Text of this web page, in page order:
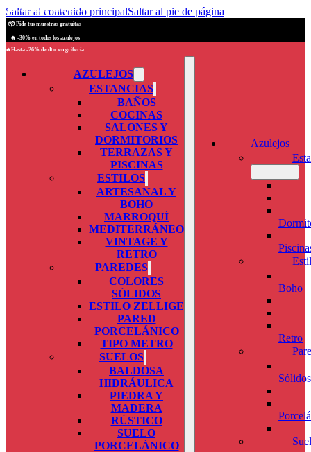
Saltar al contenido principalSaltar al pie de página
🚚 Envios seguros a toda España
📦 Pide tus muestras gratuitas
🔥 -30% en todos los azulejos
🔥Hasta -26% de dto. en grifería
AZULEJOS
ESTANCIAS
BAÑOS
COCINAS
SALONES Y
DORMITORIOS
TERRAZAS Y
PISCINAS
ESTILOS
ARTESANAL Y
BOHO
MARROQUÍ
MEDITERRÁNEO
VINTAGE Y
RETRO
PAREDES
COLORES
SÓLIDOS
ESTILO ZELLIGE
PARED
PORCELÁNICO
TIPO METRO
SUELOS
BALDOSA
HIDRÁULICA
PIEDRA Y
MADERA
RÚSTICO
SUELO
PORCELÁNICO
Azulejos
Boho
Retro
Sólidos